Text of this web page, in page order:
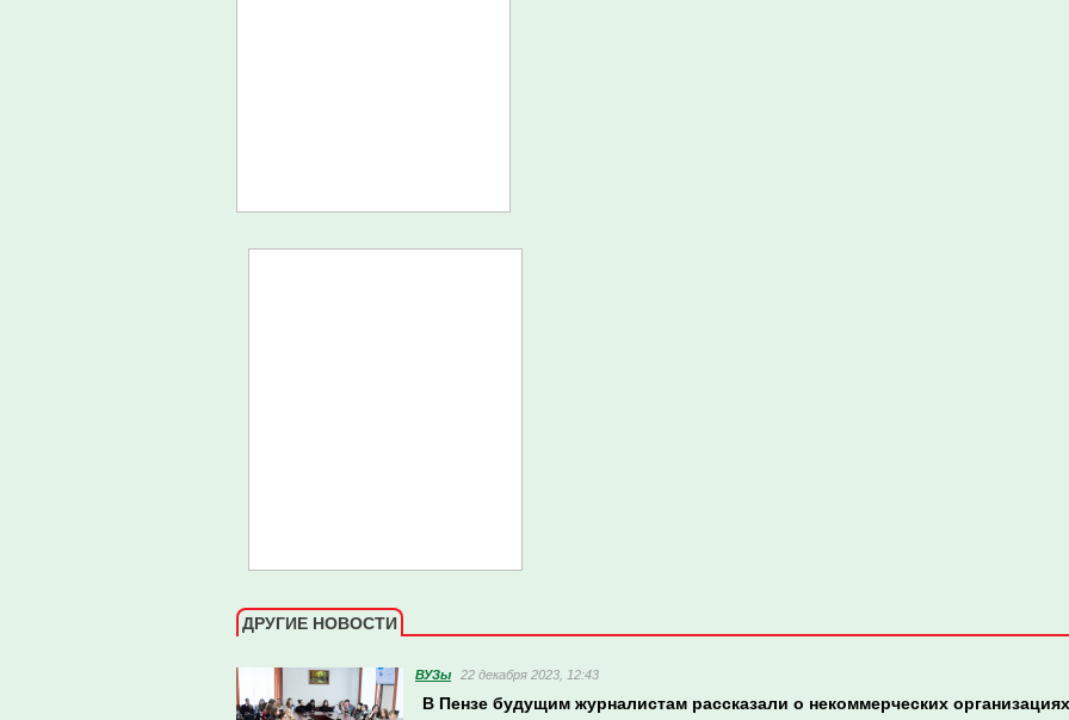
ДРУГИЕ НОВОСТИ
ВУЗы 22 декабря 2023, 12:43
В Пензе будущим журналистам рассказали о некоммерческих организациях